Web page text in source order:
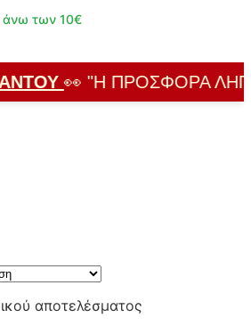
άνω των 10€
👀 "Η ΠΡΟΣΦΟΡΆ
αποτελέσματος